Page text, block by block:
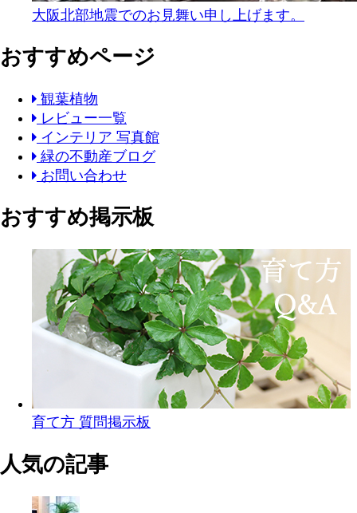
大阪北部地震でのお見舞い申し上げます。
おすすめページ
観葉植物
レビュー一覧
インテリア 写真館
緑の不動産ブログ
お問い合わせ
おすすめ掲示板
育て方 質問掲示板
人気の記事